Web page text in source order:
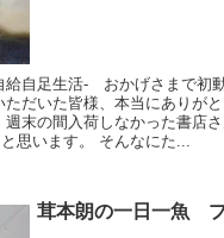
自足生活- おかげさまで初
だいた皆様、本当にありが
末の間入荷しなかった書店さ
思います。 そんなにた...
茸本朗の一日一魚